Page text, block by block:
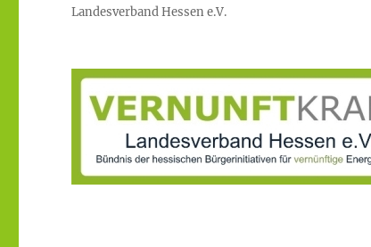
Landesverband Hessen e.V.